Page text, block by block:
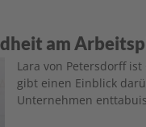
am
Lara von Petersdorff
gibt einen Einblick
Unternehmen